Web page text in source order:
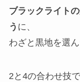
ブラックライト
う に、
わざと黒地を選
2と4の合わせ技